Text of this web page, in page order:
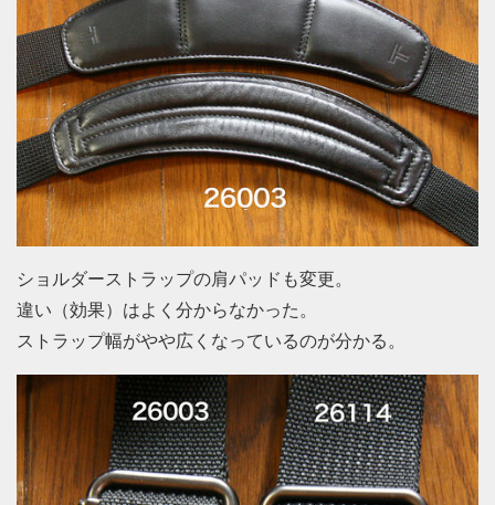
ショルダーストラップの肩パッドも変更。
違い（効果）はよく分からなかった。
ストラップ幅がやや広くなっているのが分かる。